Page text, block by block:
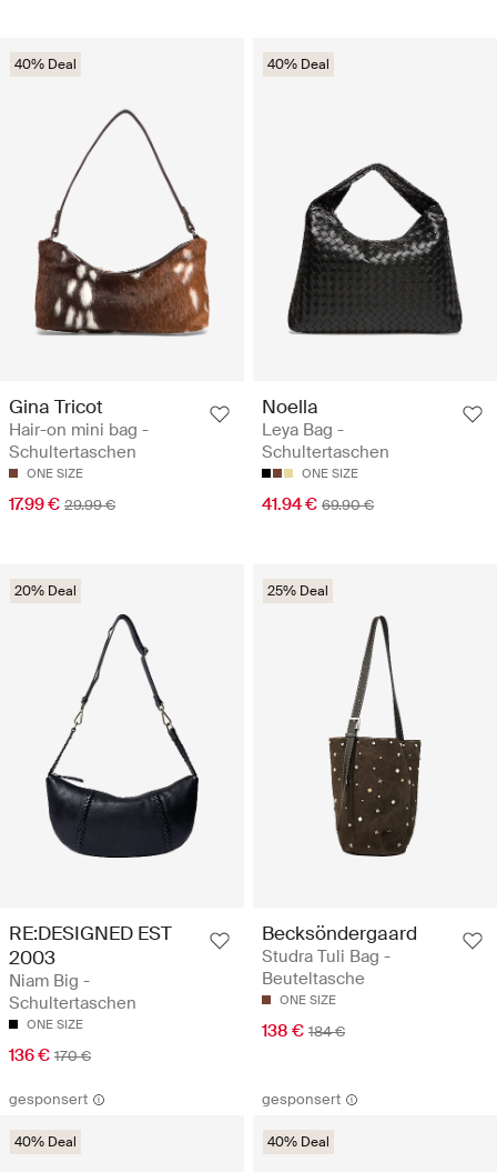
40% Deal
Gina Tricot
Hair-on mini bag -
Schultertaschen
ONE SIZE
17.99 € 29.99 €
40% Deal
Noella
Leya Bag -
Schultertaschen
ONE SIZE
41.94 € 69.90 €
20% Deal
RE:DESIGNED EST
2003
Niam Big -
Schultertaschen
ONE SIZE
136 € 170 €
25% Deal
Becksöndergaard
Studra Tuli Bag -
Beuteltasche
ONE SIZE
138 € 184 €
gesponsert
40% Deal
gesponsert
40% Deal